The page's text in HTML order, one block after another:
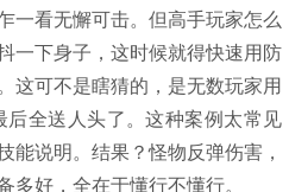
一看无懈可击。但高手玩家怎么
一下身子，这时候就得快速用防
这可不是瞎猜的，是无数玩家用
全送人头了。这种案例太常见
能说明。结果？怪物反弹伤害，
好，全在于懂行不懂行。